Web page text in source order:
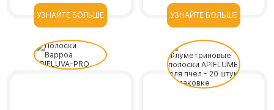
Полоски с амитразом
замедленного действия
этом.
УЗНАЙТЕ БОЛЬШЕ
+
8 недель. Вам потребуется
всего один курс лечения.
замен означает, что мы
можем сэкономить время.
УЗНАЙТЕ БОЛЬШЕ
+